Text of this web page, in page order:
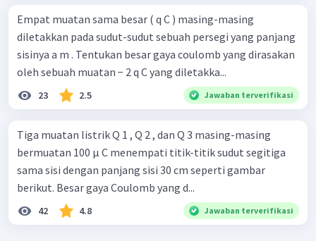
Empat muatan sama besar ( q C ) masing-masing
diletakkan pada sudut-sudut sebuah persegi yang panjang
sisinya a m . Tentukan besar gaya coulomb yang dirasakan
oleh sebuah muatan − 2 q C yang diletakka...
23 2.5 Jawaban terverifikasi
Tiga muatan listrik Q 1 , Q 2 , dan Q 3 masing-masing
bermuatan 100 μ C menempati titik-titik sudut segitiga
sama sisi dengan panjang sisi 30 cm seperti gambar
berikut. Besar gaya Coulomb yang d...
42 4.8 Jawaban terverifikasi